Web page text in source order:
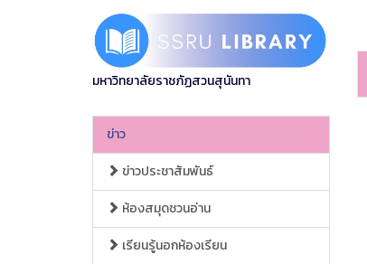
มหาวิทยาลัยราชภัฏสวนสุนันทา
ข่าว
ข่าวประชาสัมพันธ์
ห้องสมุดชวนอ่าน
เรียนรู้นอกห้องเรียน